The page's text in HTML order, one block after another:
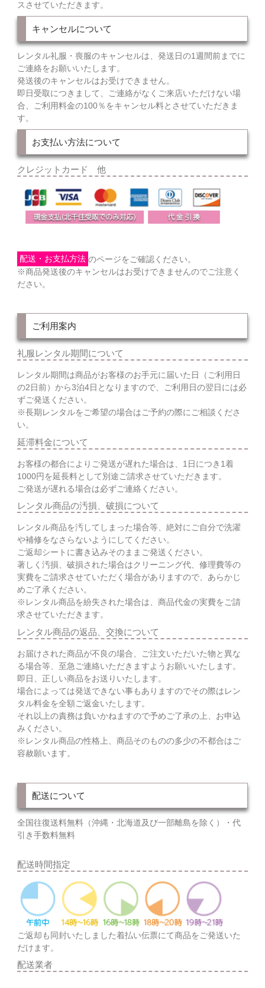
スさせていただきます。
キャンセルについて
レンタル礼服・喪服のキャンセルは、発送日の1週間前までに
ご連絡をお願いいたします。
発送後のキャンセルはお受けできません。
即日受取につきまして、ご連絡がなくご来店いただけない場
合、ご利用料金の100％をキャンセル料とさせていただきま
す。
お支払い方法について
クレジットカード 他
配送・お支払方法 のページをご確認ください。
※商品発送後のキャンセルはお受けできませんのでご注意く
ださい。
ご利用案内
礼服レンタル期間について
レンタル期間は商品がお客様のお手元に届いた日（ご利用日
の2日前）から3泊4日となりますので、ご利用日の翌日には必
ずご発送ください。
※長期レンタルをご希望の場合はご予約の際にご相談くださ
い。
延滞料金について
お客様の都合によりご発送が遅れた場合は、1日につき1着
1000円を延長料として別途ご請求させていただきます。
ご発送が遅れる場合は必ずご連絡ください。
レンタル商品の汚損、破損について
レンタル商品を汚してしまった場合等、絶対にご自分で洗濯
や補修をなさらないようにしてください。
ご返却シートに書き込みそのままご発送ください。
著しく汚損、破損された場合はクリーニング代、修理費等の
実費をご請求させていただく場合がありますので、あらかじ
めご了承ください。
※レンタル商品を紛失された場合は、商品代金の実費をご請
求させていただきます。
レンタル商品の返品、交換について
お届けされた商品が不良の場合、ご注文いただいた物と異な
る場合等、至急ご連絡いただきますようお願いいたします。
即日、正しい商品をお送りいたします。
場合によっては発送できない事もありますのでその際はレン
タル料金を全額ご返金いたします。
それ以上の責務は負いかねますので予めご了承の上、お申込
みください。
※レンタル商品の性格上、商品そのものの多少の不都合はご
容赦願います。
配送について
全国往復送料無料（沖縄・北海道及び一部離島を除く）・代
引き手数料無料
配送時間指定
ご返却も同封いたしました着払い伝票にて商品をご発送いた
だけます。
配送業者